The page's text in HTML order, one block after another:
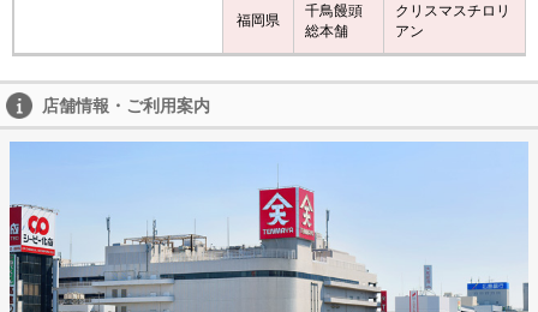
福岡県
千鳥饅頭
総本舗
クリスマスチロリ
アン
店舗情報・ご利用案内